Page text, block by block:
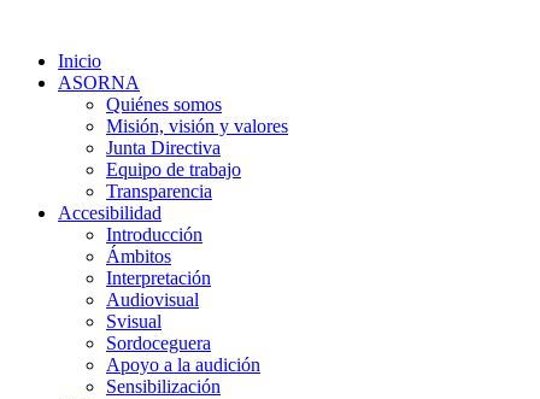
Inicio
ASORNA
Quiénes somos
Misión, visión y valores
Junta Directiva
Equipo de trabajo
Transparencia
Accesibilidad
Introducción
Ámbitos
Interpretación
Audiovisual
Svisual
Sordoceguera
Apoyo a la audición
Sensibilización